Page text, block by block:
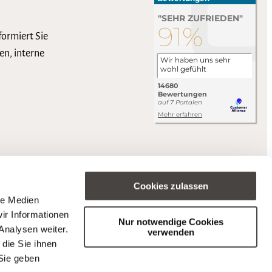
Medien
Informationen
weiter.
Sie ihnen
geben
Cookies zulassen
Nur notwendige Cookies
verwenden
Sie
interne